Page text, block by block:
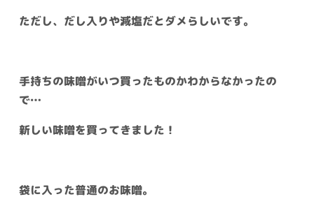
ただし、だし入りや減塩だとダメらしいです。
手持ちの味噌がいつ買ったものかわからなかったの
で…
新しい味噌を買ってきました！
袋に入った普通のお味噌。